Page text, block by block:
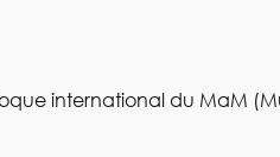
international du MaM